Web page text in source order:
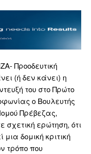
Προοδευτική
(ή δεν κάνει) η
του στο Πρώτο
ο Βουλευτής
Πρέβεζας,
ερώτηση, ότι
δομική κριτική
τρόπο που